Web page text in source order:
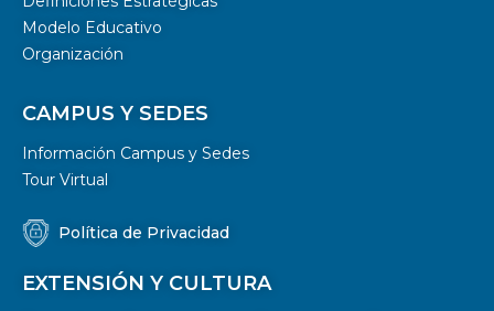
Modelo Educativo
Organización
CAMPUS Y SEDES
Información Campus y Sedes
Tour Virtual
Política de Privacidad
EXTENSIÓN Y CULTURA